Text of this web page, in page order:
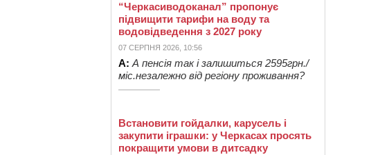
“Черкасиводоканал” пропонує
підвищити тарифи на воду та
водовідведення з 2027 року
07 СЕРПНЯ 2026, 10:56
А: А пенсія так і залишиться 2595грн./
міс.незалежно від регіону проживання?
Встановити гойдалки, карусель і
закупити іграшки: у Черкасах просять
покращити умови в дитсадку